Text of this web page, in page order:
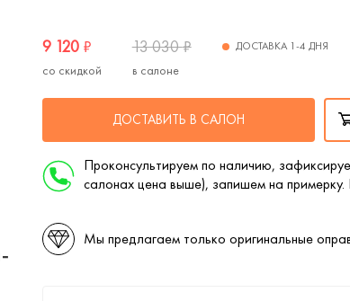
9 120 ₽
со скидкой
13 030₽
в салоне
ДОСТАВКА 1-4 ДНЯ
ДОСТАВИТЬ В САЛОН
Проконсультируем по наличию,
салонах цена выше), запишем на
Мы предлагаем только оригинальные